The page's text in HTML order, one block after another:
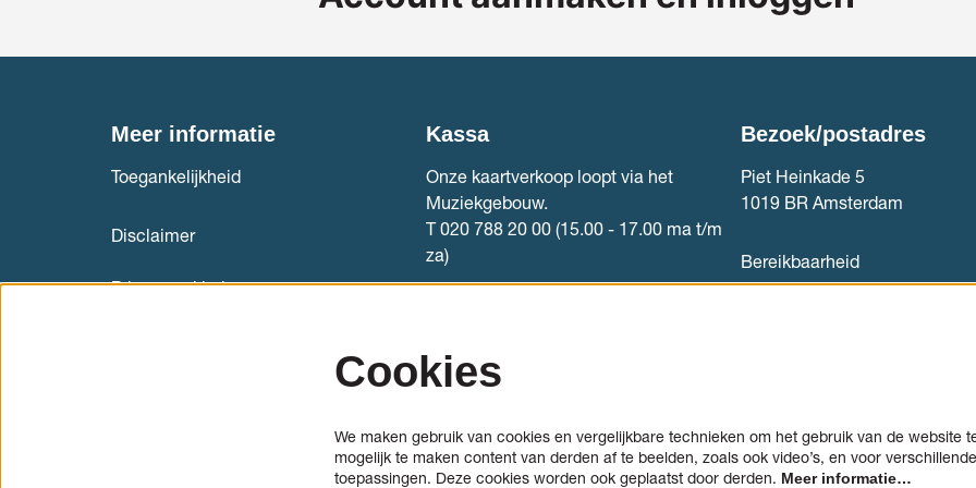
Meer informatie
Toegankelijkheid
Disclaimer
Privacyverklaring
Kassa
Onze kaartverkoop loopt via het
Muziekgebouw.
T 020 788 20 00 (15.00 - 17.00 ma t/m
za)
Bezoek/postadres
Piet Heinkade 5
1019 BR Amsterdam
Bereikbaarheid
Cookies
We maken gebruik van cookies en vergelijkbare technieken om het gebruik van de website
mogelijk te maken content van derden af te beelden, zoals ook video’s, en voor
toepassingen. Deze cookies worden ook geplaatst door derden. Meer informatie…